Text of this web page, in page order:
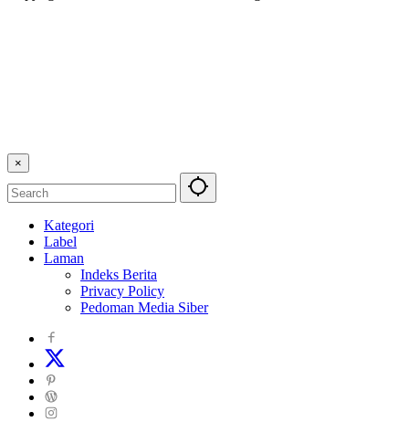
×
Kategori
Label
Laman
Indeks Berita
Privacy Policy
Pedoman Media Siber